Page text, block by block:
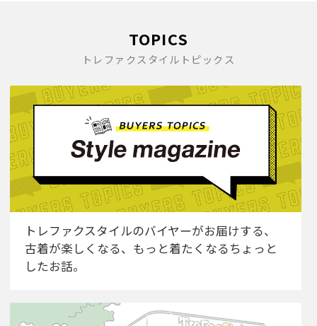
TOPICS
トレファクスタイルトピックス
トレファクスタイルのバイヤーがお届けする、
古着が楽しくなる、もっと着たくなるちょっと
したお話。